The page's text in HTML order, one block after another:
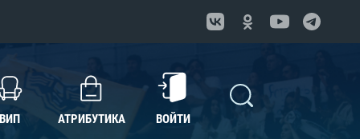
ВИП АТРИБУТИКА ВОЙТИ